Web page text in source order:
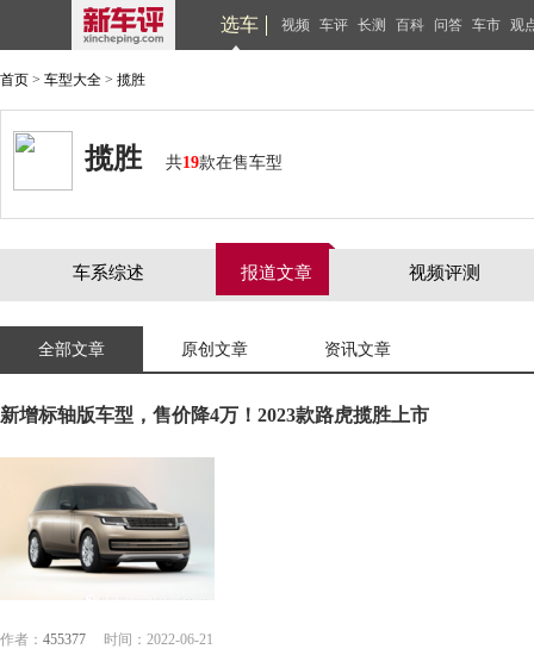
选车 视频 车评 长测 百科 问答 车市 观
首页 > 车型大全 > 揽胜
揽胜 共19款在售车型
车系综述 报道文章 视频评测
全部文章 原创文章 资讯文章
新增标轴版车型，售价降4万！2023款路虎揽胜上市
作者： 455377 时间：2022-06-21